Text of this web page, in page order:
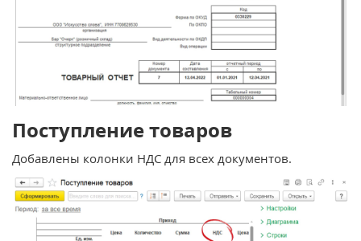
Поступление товаров
Добавлены колонки НДС для всех документов.